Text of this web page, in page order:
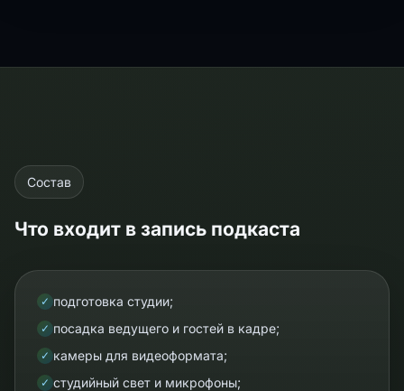
Состав
Что входит в запись подкаста
✓ подготовка студии;
✓ посадка ведущего и гостей в кадре;
✓ камеры для видеоформата;
✓ студийный свет и микрофоны;